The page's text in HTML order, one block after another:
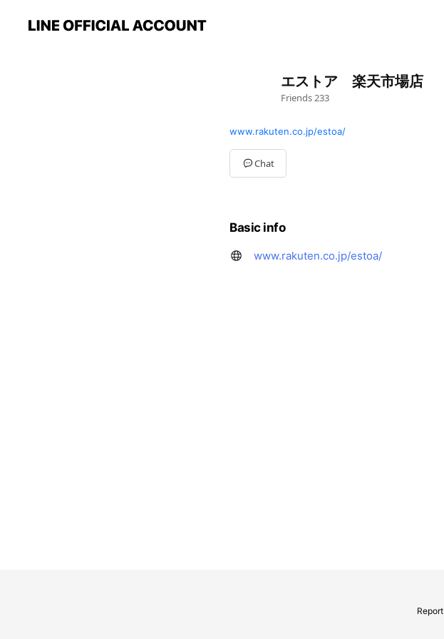
エストア 楽天市場店
Friends 233
www.rakuten.co.jp/estoa/
Chat
Basic info
www.rakuten.co.jp/estoa/
Report